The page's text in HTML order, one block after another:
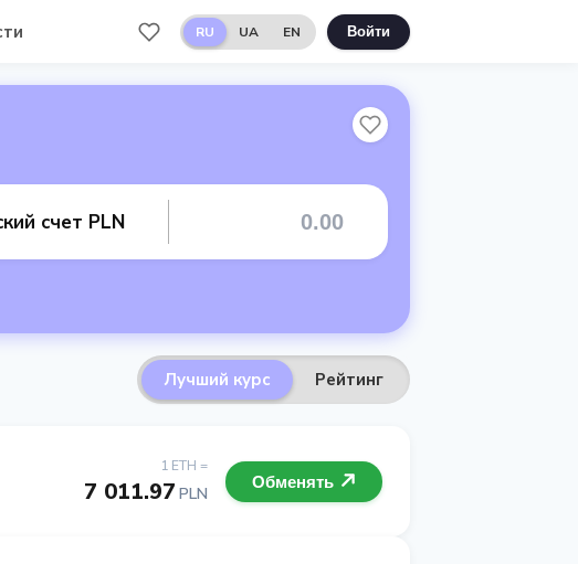
RU UA EN Войти
счет PLN
Лучший курс Рейтинг
1 ETH =
7 011.97 PLN
Обменять